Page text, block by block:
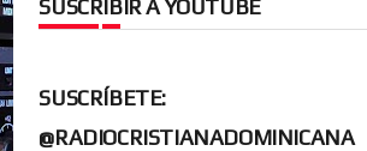
SUSCRIBIR A YOUTUBE
SUSCRÍBETE:
@RADIOCRISTIANADOMINICANA